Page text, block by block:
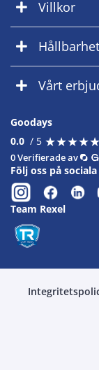
Villkor
Hållbarhet
Vårt
Goodays
0.0 / 5 ★★★★★
★★★★★
0 Verifierade av
Följ oss på
Team Rexel